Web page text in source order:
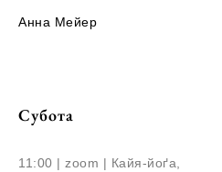
Анна Мейер
Субота
11:00 | zoom | Кайя-йоґа,